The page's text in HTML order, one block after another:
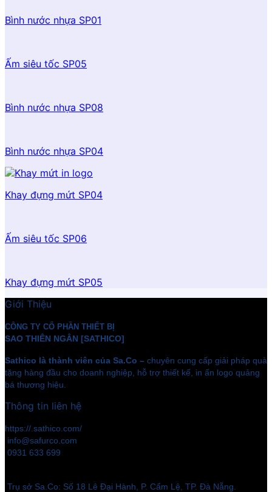
Bình nước nhựa SP01
Ấm siêu tốc SP05
Bình nước nhựa SP08
Bình nước nhựa SP04
Khay đựng mứt SP04
Ấm siêu tốc SP06
Khay đựng mứt SP05
Giới Thiệu
CÔNG TY CỔ PHẦN THIẾT BỊ
SAO THIÊN NGÂN [SATHICO]
Sathico là thành viên của Sa.Co – chuyên cung cấp giải pháp quà
tặng hàng đầu cho doanh nghiệp, hỗ trợ thiết kế, in ấn logo quảng
bá thương hiệu.
Thông tin liên hệ
https://.sathico.com/
info@safurco.com
0931 633 699
Trụ sở Sa.Co: Số 18 Lê Đại Hành, P. Cẩm Lệ, TP. Đà Nẵng.